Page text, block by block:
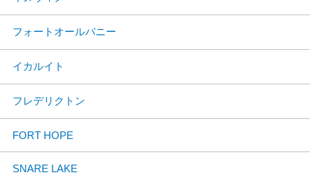
フォートオールバニー
イカルイト
フレデリクトン
FORT HOPE
SNARE LAKE